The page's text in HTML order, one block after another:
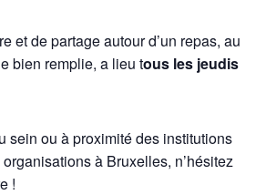
et de partage autour d’un repas, au
bien remplie, a lieu tous les jeudis
sein ou à proximité des institutions
organisations à Bruxelles, n’hésitez
!